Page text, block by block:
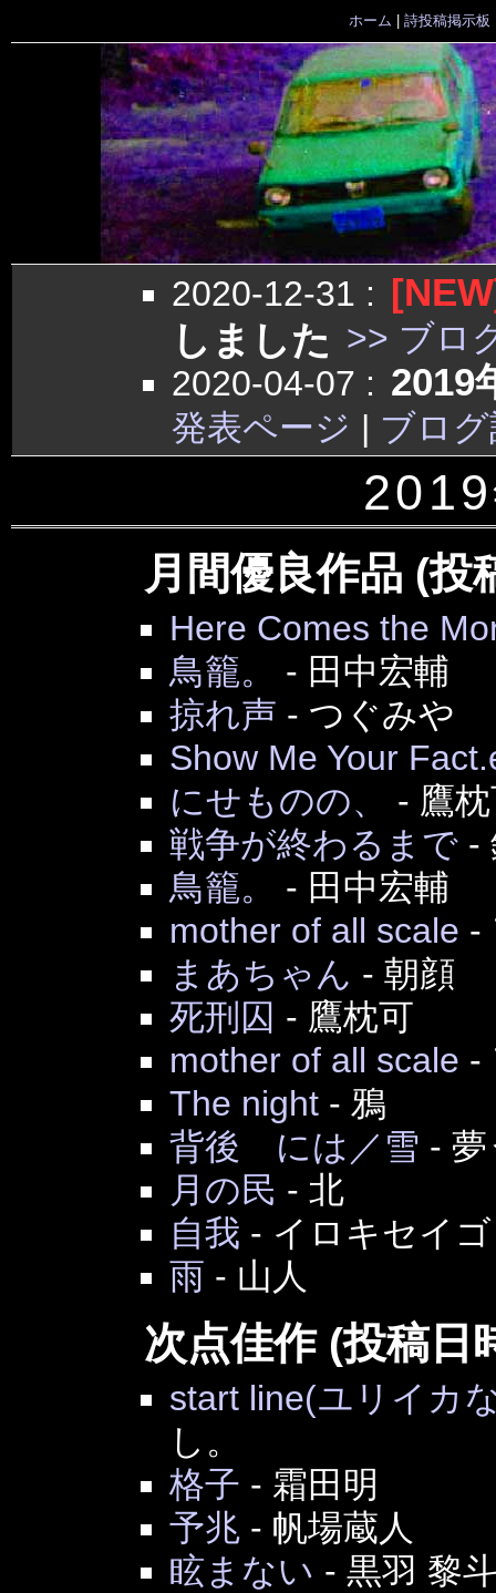
ホーム 詩投稿掲示板
2020-12-31 :
しました >> ブロ
2020-04-07 : 2019
発表ページ | ブロ
月間優良作品 (投
Here Comes the
鳥籠。
- 田中宏輔
掠れ声 - つぐみや
Show Me Your
にせものの、
- 鷹
戦争が終わるまで -
鳥籠。
- 田中宏輔
mother of all scale -
まあちゃん - 朝顔
死刑囚 - 鷹枕可
mother of all scale -
The night - 鴉
背後 には／雪 - 夢
月の民 - 北
自我 - イロキセイゴ
雨 - 山人
次点佳作 (投稿日
start line(ユリイカ
し。
格子 - 霜田明
予兆 - 帆場蔵人
眩まない - 黒羽 黎